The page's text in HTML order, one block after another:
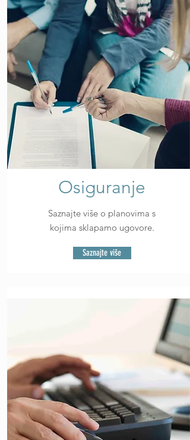
Osiguranje
Saznajte više o planovima s
kojima sklapamo ugovore.
Saznajte više